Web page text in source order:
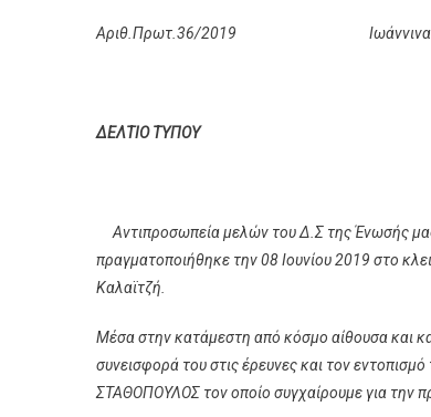
Αριθ.Πρωτ.36/2019 Ιωάννινα
ΔΕΛΤΙΟ ΤΥΠΟΥ
Αντιπροσωπεία μελών του Δ.Σ της Ένωσής
πραγματοποιήθηκε την 08 Ιουνίου 2019 στο
Καλαϊτζή.
Μέσα στην κατάμεστη από κόσμο αίθουσα και
συνεισφορά του στις έρευνες και τον
ΣΤΑΘΟΠΟΥΛΟΣ τον οποίο συγχαίρουμε για την